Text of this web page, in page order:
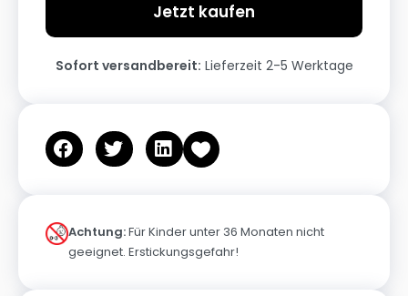
Jetzt kaufen
Sofort versandbereit: Lieferzeit 2-5 Werktage
Achtung:Für Kinder unter 36 Monaten nicht
geeignet. Erstickungsgefahr!